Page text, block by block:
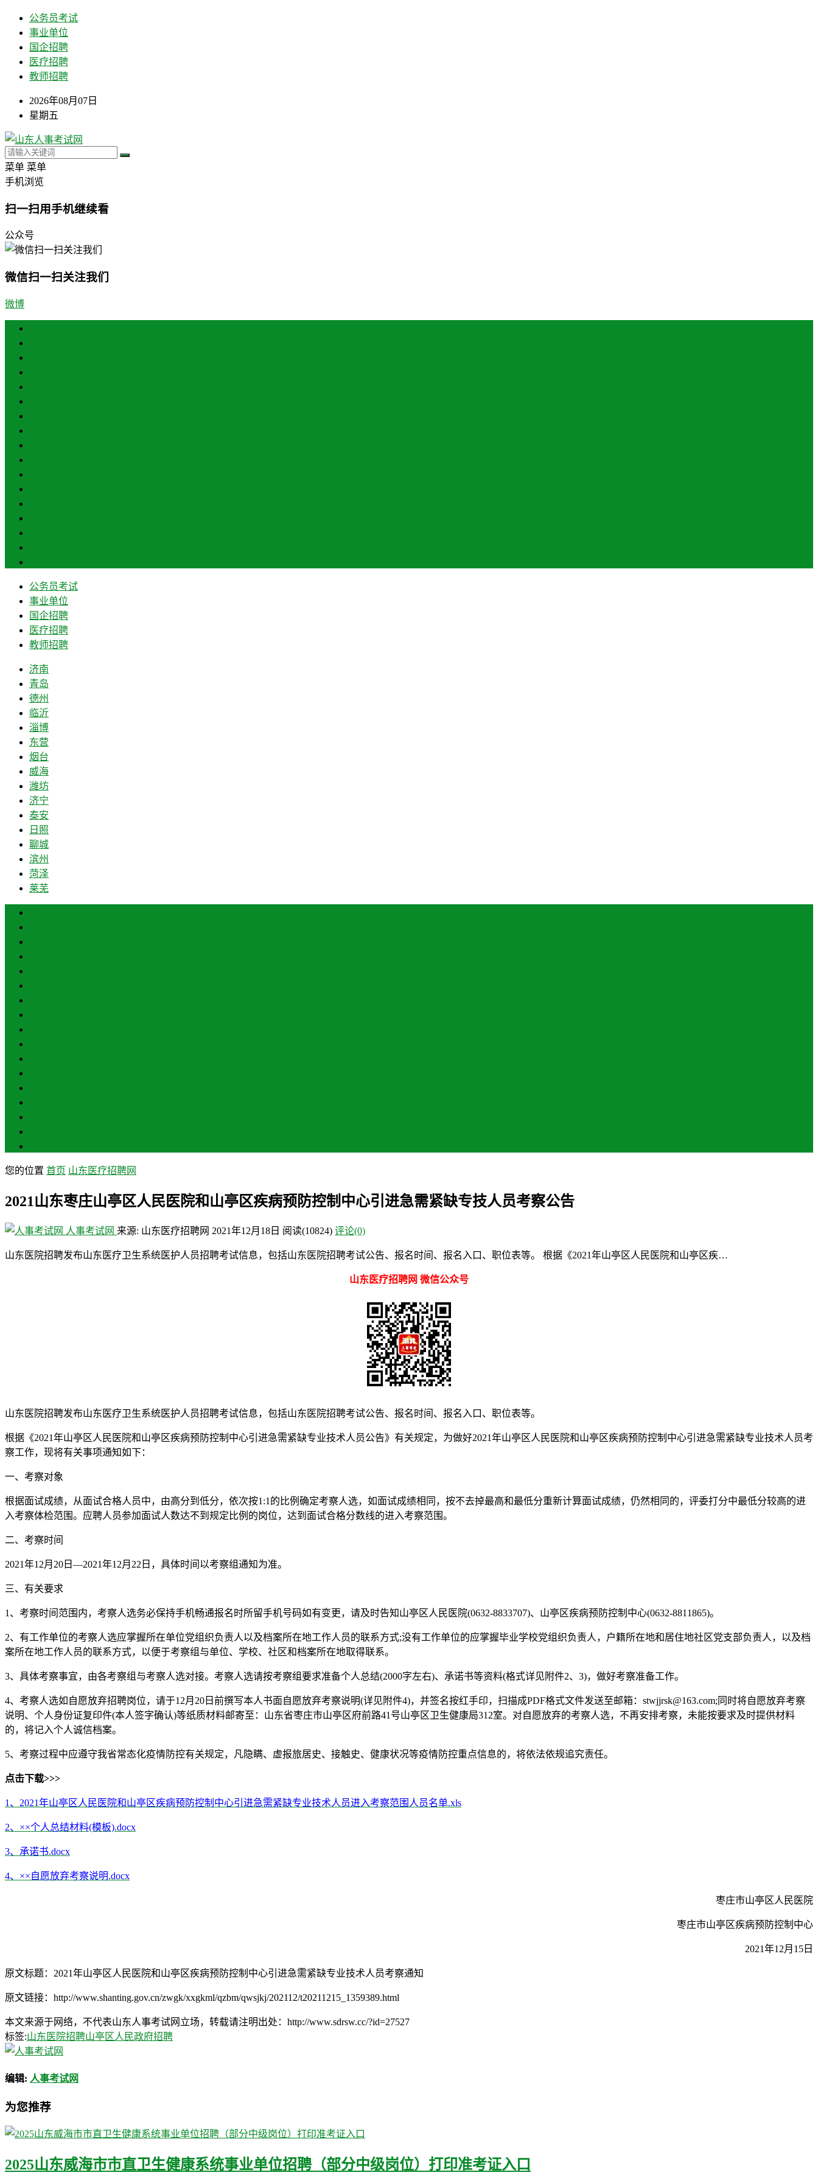
公务员考试
事业单位
国企招聘
医疗招聘
教师招聘
2026年08月07日
星期五
菜单 菜单
手机浏览
扫一扫用手机继续看
公众号
微信扫一扫关注我们
微博
公务员考试
事业单位
国企招聘
医疗招聘
教师招聘
济南
青岛
德州
临沂
淄博
东营
烟台
威海
潍坊
济宁
泰安
日照
聊城
滨州
菏泽
莱芜
您的位置 首页 山东医疗招聘网
2021山东枣庄山亭区人民医院和山亭区疾病预防控制中心引进急需紧缺专技人员考察公告
人事考试网 来源: 山东医疗招聘网 2021年12月18日 阅读(10824) 评论(0)
山东医院招聘发布山东医疗卫生系统医护人员招聘考试信息，包括山东医院招聘考试公告、报名时间、报名入口、职位表等。 根据《2021年山亭区人民医院和山亭区疾…
山东医疗招聘网 微信公众号
山东医院招聘发布山东医疗卫生系统医护人员招聘考试信息，包括山东医院招聘考试公告、报名时间、报名入口、职位表等。
根据《2021年山亭区人民医院和山亭区疾病预防控制中心引进急需紧缺专业技术人员公告》有关规定，为做好2021年山亭区人民医院和山亭区疾病预防控制中心引进急需紧缺专业技术人员考
察工作，现将有关事项通知如下：
一、考察对象
根据面试成绩，从面试合格人员中，由高分到低分，依次按1:1的比例确定考察人选，如面试成绩相同，按不去掉最高和最低分重新计算面试成绩，仍然相同的，评委打分中最低分较高的进
入考察体检范围。应聘人员参加面试人数达不到规定比例的岗位，达到面试合格分数线的进入考察范围。
二、考察时间
2021年12月20日—2021年12月22日，具体时间以考察组通知为准。
三、有关要求
1、考察时间范围内，考察人选务必保持手机畅通报名时所留手机号码如有变更，请及时告知山亭区人民医院(0632-8833707)、山亭区疾病预防控制中心(0632-8811865)。
2、有工作单位的考察人选应掌握所在单位党组织负责人以及档案所在地工作人员的联系方式;没有工作单位的应掌握毕业学校党组织负责人，户籍所在地和居住地社区党支部负责人，以及档
案所在地工作人员的联系方式，以便于考察组与单位、学校、社区和档案所在地取得联系。
3、具体考察事宜，由各考察组与考察人选对接。考察人选请按考察组要求准备个人总结(2000字左右)、承诺书等资料(格式详见附件2、3)，做好考察准备工作。
4、考察人选如自愿放弃招聘岗位，请于12月20日前撰写本人书面自愿放弃考察说明(详见附件4)，并签名按红手印，扫描成PDF格式文件发送至邮箱：stwjjrsk@163.com;同时将自愿放弃考察
说明、个人身份证复印件(本人签字确认)等纸质材料邮寄至：山东省枣庄市山亭区府前路41号山亭区卫生健康局312室。对自愿放弃的考察人选，不再安排考察，未能按要求及时提供材料
的，将记入个人诚信档案。
5、考察过程中应遵守我省常态化疫情防控有关规定，凡隐瞒、虚报旅居史、接触史、健康状况等疫情防控重点信息的，将依法依规追究责任。
点击下载>>>
1、2021年山亭区人民医院和山亭区疾病预防控制中心引进急需紧缺专业技术人员进入考察范围人员名单.xls
2、××个人总结材料(模板).docx
3、承诺书.docx
4、××自愿放弃考察说明.docx
枣庄市山亭区人民医院
枣庄市山亭区疾病预防控制中心
2021年12月15日
原文标题：2021年山亭区人民医院和山亭区疾病预防控制中心引进急需紧缺专业技术人员考察通知
原文链接：http://www.shanting.gov.cn/zwgk/xxgkml/qzbm/qwsjkj/202112/t20211215_1359389.html
本文来源于网络，不代表山东人事考试网立场，转载请注明出处：http://www.sdrsw.cc/?id=27527
标签:山东医院招聘山亭区人民政府招聘
编辑: 人事考试网
为您推荐
2025山东威海市市直卫生健康系统事业单位招聘（部分中级岗位）打印准考证入口